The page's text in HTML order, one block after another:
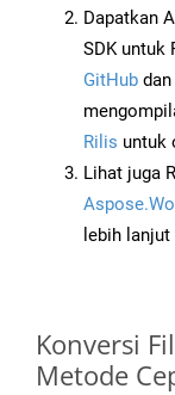
Dapatkan
SDK untuk
GitHub
Rilis untuk
Lihat juga
lebih
Konversi
Metode